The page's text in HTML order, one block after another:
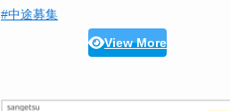
#中途募集
View More